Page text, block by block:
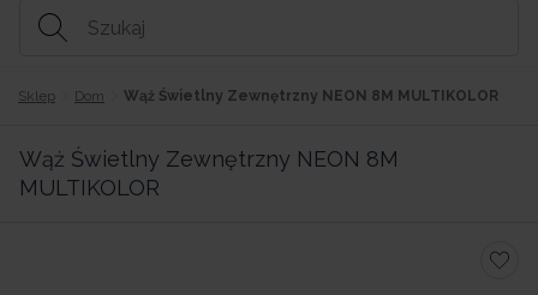
Sklep Dom Wąż Świetlny Zewnętrzny NEON 8M MULTIKOLOR
Wąż Świetlny Zewnętrzny NEON 8M
MULTIKOLOR